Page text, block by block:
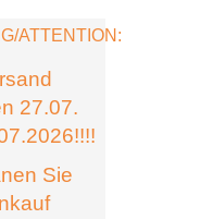
ATTENTION:
27.07.
Sie